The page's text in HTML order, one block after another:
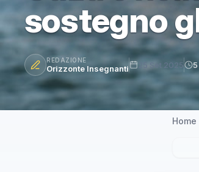
sostegno
REDAZIONE
Orizzonte Insegnanti 25 Set 2025
Home